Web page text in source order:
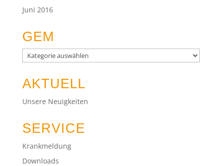
Juni 2016
GEM
GEM
AKTUELL
Unsere Neuigkeiten
SERVICE
Krankmeldung
Downloads